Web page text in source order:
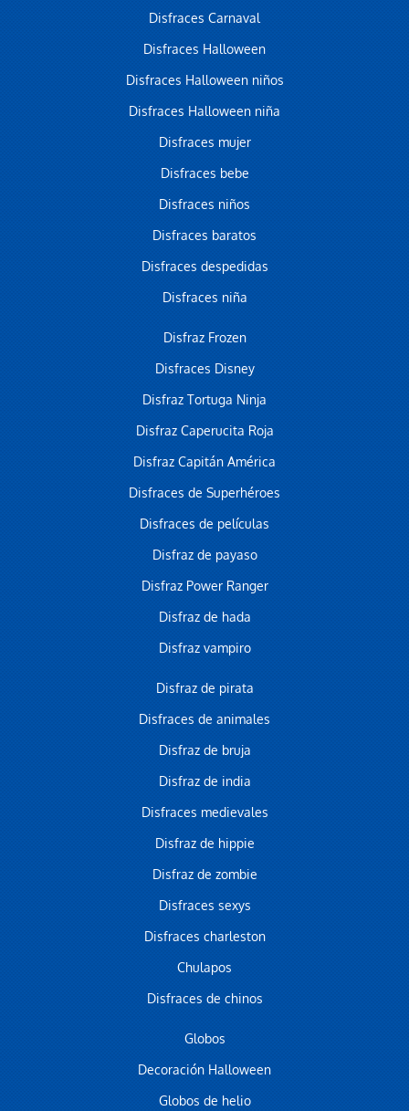
Disfraces Carnaval
Disfraces Halloween
Disfraces Halloween niños
Disfraces Halloween niña
Disfraces mujer
Disfraces bebe
Disfraces niños
Disfraces baratos
Disfraces despedidas
Disfraces niña
Disfraz Frozen
Disfraces Disney
Disfraz Tortuga Ninja
Disfraz Caperucita Roja
Disfraz Capitán América
Disfraces de Superhéroes
Disfraces de películas
Disfraz de payaso
Disfraz Power Ranger
Disfraz de hada
Disfraz vampiro
Disfraz de pirata
Disfraces de animales
Disfraz de bruja
Disfraz de india
Disfraces medievales
Disfraz de hippie
Disfraz de zombie
Disfraces sexys
Disfraces charleston
Chulapos
Disfraces de chinos
Globos
Decoración Halloween
Globos de helio